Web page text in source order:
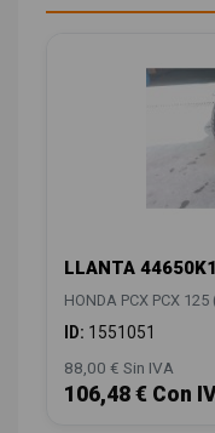
LLANTA
HONDA PCX PCX 125
ID: 1551051
88,00 € Sin IVA
106,48 € Con